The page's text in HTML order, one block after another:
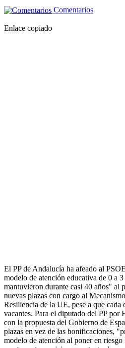
Comentarios
Enlace copiado
El PP de Andalucía ha afeado al
modelo de atención educativa de 0 a
mantuvieron durante casi 40 años" al
nuevas plazas con cargo al
Resiliencia de la UE, pese a que cada
vacantes. Para el diputado del PP por
con la propuesta del Gobierno de
plazas en vez de las bonificaciones,
modelo de atención al poner en riesgo